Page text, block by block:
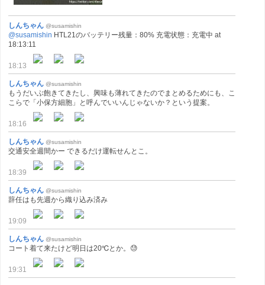
しんちゃん @susamishin
@susamishin HTL21のバッテリー残量：80% 充電状態：充電中 at
18:13:11
18:13
しんちゃん @susamishin
もうだいぶ飽きてきたし、興味も薄れてきたのでまとめるためにも、こ
こらで「小保方細胞」と呼んでいいんじゃないか？という提案。
18:16
しんちゃん @susamishin
交通安全週間かー できるだけ運転せんとこ。
18:39
しんちゃん @susamishin
辞任はも先週から織り込み済み
19:09
しんちゃん @susamishin
コート着て来たけど明日は20℃とか。😓
19:31